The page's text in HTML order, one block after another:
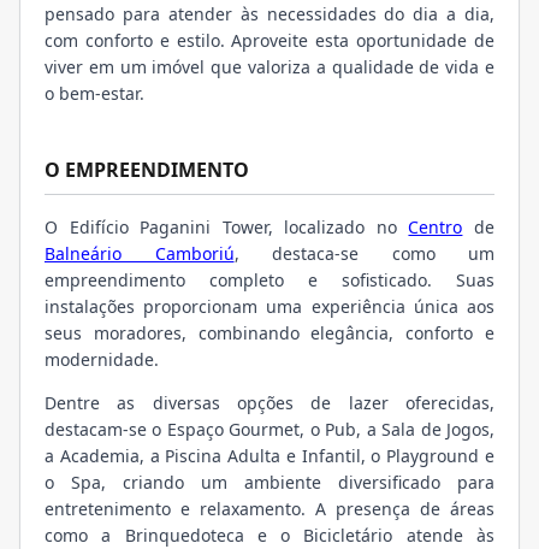
pensado para atender às necessidades do dia a dia,
com conforto e estilo. Aproveite esta oportunidade de
viver em um imóvel que valoriza a qualidade de vida e
o bem-estar.
O EMPREENDIMENTO
O Edifício Paganini Tower, localizado noCentro de
Balneário Camboriú, destaca-se como um
empreendimento completo e sofisticado. Suas
instalações proporcionam uma experiência única aos
seus moradores, combinando elegância, conforto e
modernidade.
Dentre as diversas opções de lazer oferecidas,
destacam-se o Espaço Gourmet, o Pub, a Sala de Jogos,
a Academia, a Piscina Adulta e Infantil, o Playground e
o Spa, criando um ambiente diversificado para
entretenimento e relaxamento. A presença de áreas
como a Brinquedoteca e o Bicicletário atende às